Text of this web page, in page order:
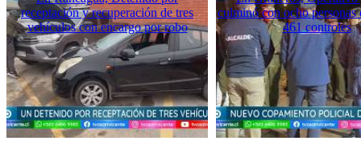
receptación y recuperación de tres
vehículos con encargo por robo
culminó con ocho personas
461 controles